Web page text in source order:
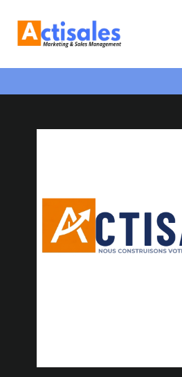
Inscrivez-vous à